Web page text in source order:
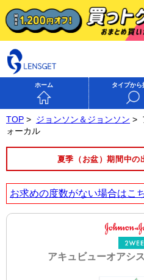
ホーム タイプから
TOP > ジョンソン＆ジョンソン >
ォーカル
夏季（お盆）期間中の
お求めの度数がない場合はこ
アキュビューオアシ